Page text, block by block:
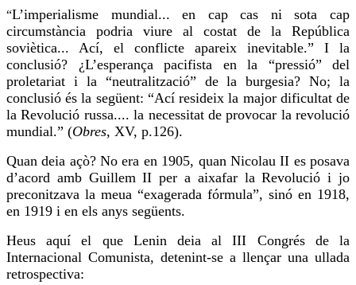
“L’imperialisme mundial... en cap cas ni sota cap
circumstància podria viure al costat de la República
soviètica... Ací, el conflicte apareix inevitable.” I la
conclusió? ¿L’esperança pacifista en la “pressió” del
proletariat i la “neutralització” de la burgesia? No; la
conclusió és la següent: “Ací resideix la major dificultat de
la Revolució russa.... la necessitat de provocar la revolució
mundial.” (Obres, XV, p.126).
Quan deia açò? No era en 1905, quan Nicolau II es posava
d’acord amb Guillem II per a aixafar la Revolució i jo
preconitzava la meua “exagerada fórmula”, sinó en 1918,
en 1919 i en els anys següents.
Heus aquí el que Lenin deia al III Congrés de la
Internacional Comunista, detenint-se a llençar una ullada
retrospectiva: